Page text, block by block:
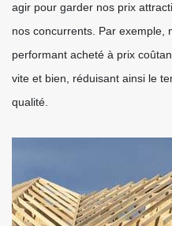
agir pour garder nos prix
nos concurrents. Par exemple,
performant acheté à prix
vite et bien, réduisant ainsi le
qualité.